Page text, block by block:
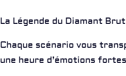
La Légende du Diamant Brut
Chaque scénario vous
une heure d’émotions